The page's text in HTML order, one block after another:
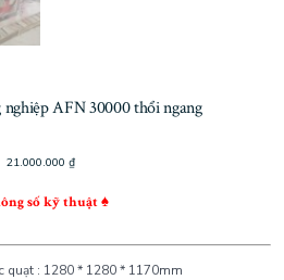
AFN 30000 thổi ngang
21.000.000 ₫
số kỹ thuật ♠
quạt : 1280 * 1280 * 1170mm